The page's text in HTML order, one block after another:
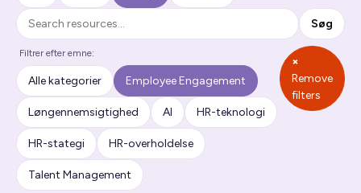
Søg
Søg
Filtrer efter emne:
Alle kategorier Employee Engagement
Løngennemsigtighed AI HR-teknologi
HR-stategi HR-overholdelse
Talent Management
×
Remove
filters